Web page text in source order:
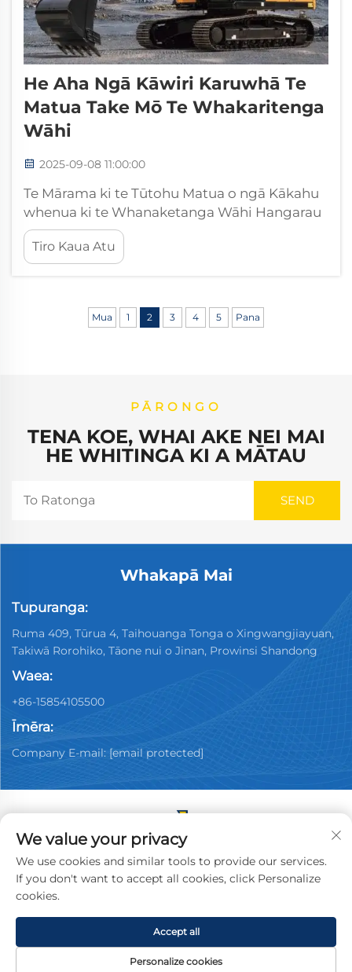
He Aha Ngā Kāwiri Karuwhā Te
Matua Take Mō Te Whakaritenga
Wāhi
2025-09-08 11:00:00
Te Mārama ki te Tūtohu Matua o ngā Kākahu
whenua ki te Whanaketanga Wāhi Hangarau
Ki te ao noa o te hangarau me te
whanaketanga whenua, ko ngā kākahu
whenua anō te matua tuatoru mō te
mīhini hāpai i te takotoranga parapara ki...
Tiro Kaua Atu
Mua 1 2 3 4 5 Pana
PĀRONGO
TENA KOE, WHAI AKE NEI MAI
HE WHITINGA KI A MĀTAU
Whakapā Mai
Tupuranga:
Ruma 409, Tūrua 4, Taihouanga Tonga o Xingwangjiayuan,
Takiwā Rorohiko, Tāone nui o Jinan, Prowinsi Shandong
Waea:
+86-15854105500
Īmēra:
Company E-mail: [email protected]
Manatātā © 2026 Haina Jinan Youpin Hoko Kā a-Rehita
Kairāwekenga Kairāwekenga, Ltd. Katoa ngā tika
kaupapa.
We value your privacy
We use cookies and similar tools to provide our services.
If you don't want to accept all cookies, click Personalize
cookies.
Personalize cookies
Accept all